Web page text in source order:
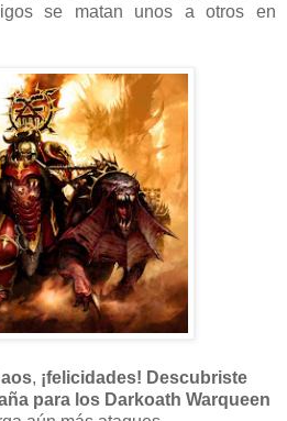
se matan unos a otros en
, ¡felicidades! Descubriste
para los Darkoath Warqueen